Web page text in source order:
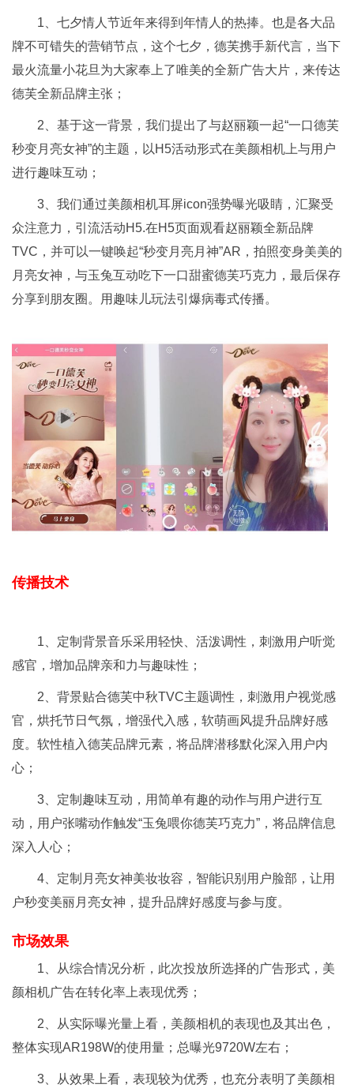
1、七夕情人节近年来得到年情人的热捧。也是各大品
牌不可错失的营销节点，这个七夕，德芙携手新代言，当下
最火流量小花旦为大家奉上了唯美的全新广告大片，来传达
德芙全新品牌主张；
2、基于这一背景，我们提出了与赵丽颖一起“一口德芙
秒变月亮女神”的主题，以H5活动形式在美颜相机上与用户
进行趣味互动；
3、我们通过美颜相机耳屏icon强势曝光吸睛，汇聚受
众注意力，引流活动H5.在H5页面观看赵丽颖全新品牌
TVC，并可以一键唤起“秒变月亮月神”AR，拍照变身美美的
月亮女神，与玉兔互动吃下一口甜蜜德芙巧克力，最后保存
分享到朋友圈。用趣味儿玩法引爆病毒式传播。
传播技术
1、定制背景音乐采用轻快、活泼调性，刺激用户听觉
感官，增加品牌亲和力与趣味性；
2、背景贴合德芙中秋TVC主题调性，刺激用户视觉感
官，烘托节日气氛，增强代入感，软萌画风提升品牌好感
度。软性植入德芙品牌元素，将品牌潜移默化深入用户内
心；
3、定制趣味互动，用简单有趣的动作与用户进行互
动，用户张嘴动作触发“玉兔喂你德芙巧克力”，将品牌信息
深入人心；
4、定制月亮女神美妆妆容，智能识别用户脸部，让用
户秒变美丽月亮女神，提升品牌好感度与参与度。
市场效果
1、从综合情况分析，此次投放所选择的广告形式，美
颜相机广告在转化率上表现优秀；
2、从实际曝光量上看，美颜相机的表现也及其出色，
整体实现AR198W的使用量；总曝光9720W左右；
3、从效果上看，表现较为优秀，也充分表明了美颜相